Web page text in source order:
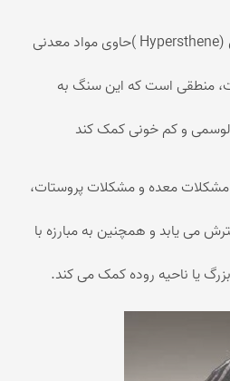
از آنجایی که سنگ هایپراستین (Hypersthene )حاوی مواد معدنی
منطقی است که این سنگ به
و کم خونی کمک کند
معده و مشکلات پروستات،
می یابد و همچنین به مبارزه با
یا ناحیه روده کمک می کند.